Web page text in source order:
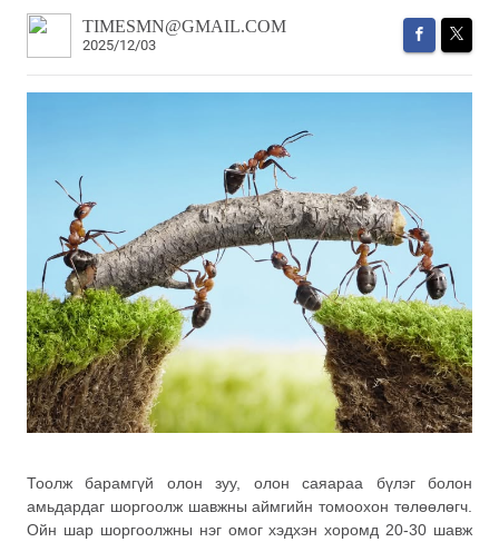
TIMESMN@GMAIL.COM
2025/12/03
Тоолж барамгүй олон зуу, олон саяараа бүлэг болон
амьдардаг шоргоолж шавжны аймгийн томоохон төлөөлөгч.
Ойн шар шоргоолжны нэг омог хэдхэн хоромд 20-30 шавж